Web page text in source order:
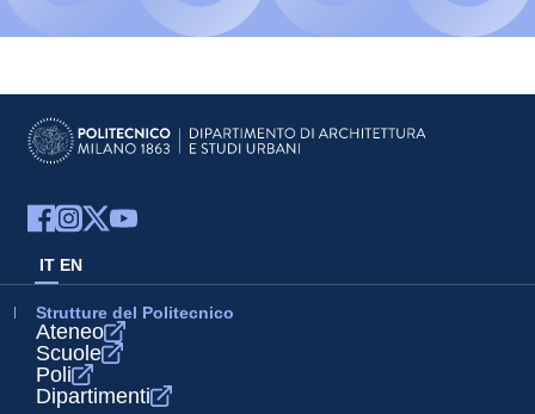
IT EN
Strutture del Politecnico
Ateneo
Scuole
Poli
Dipartimenti